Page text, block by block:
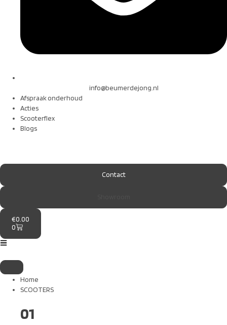
info@beumerdejong.nl
Afspraak onderhoud
Acties
Scooterflex
Blogs
Contact
€0.00
0
Home
SCOOTERS
01